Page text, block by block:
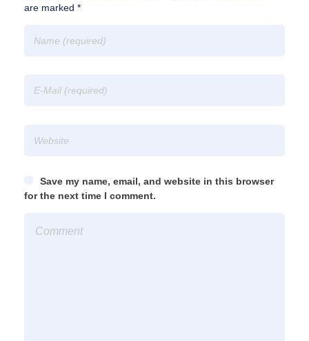
are marked *
Save my name, email, and website in this browser
for the next time I comment.